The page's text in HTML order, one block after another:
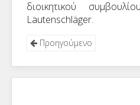
διοικητικού συμβουλίου
Lautenschläger.
Προηγούμενο